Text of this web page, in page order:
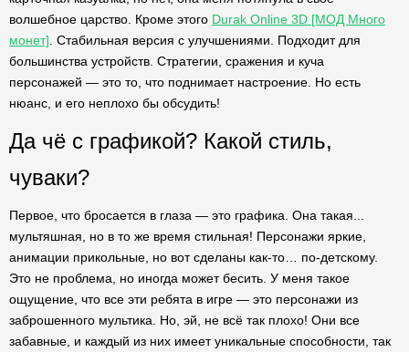
волшебное царство. Кроме этого Durak Online 3D [МОД Много
монет] . Стабильная версия с улучшениями. Подходит для
большинства устройств. Стратегии, сражения и куча
персонажей — это то, что поднимает настроение. Но есть
нюанс, и его неплохо бы обсудить!
Да чё с графикой? Какой стиль,
чуваки?
Первое, что бросается в глаза — это графика. Она такая...
мультяшная, но в то же время стильная! Персонажи яркие,
анимации прикольные, но вот сделаны как-то… по-детскому.
Это не проблема, но иногда может бесить. У меня такое
ощущение, что все эти ребята в игре — это персонажи из
заброшенного мультика. Но, эй, не всё так плохо! Они все
забавные, и каждый из них имеет уникальные способности, так